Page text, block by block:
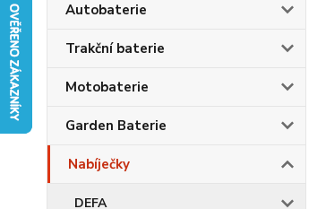
Autobaterie
Trakční baterie
Motobaterie
Garden Baterie
Nabíječky
DEFA